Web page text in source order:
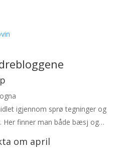
igjennom sprø tegninger og
Her finner man både bæsj og…
om april